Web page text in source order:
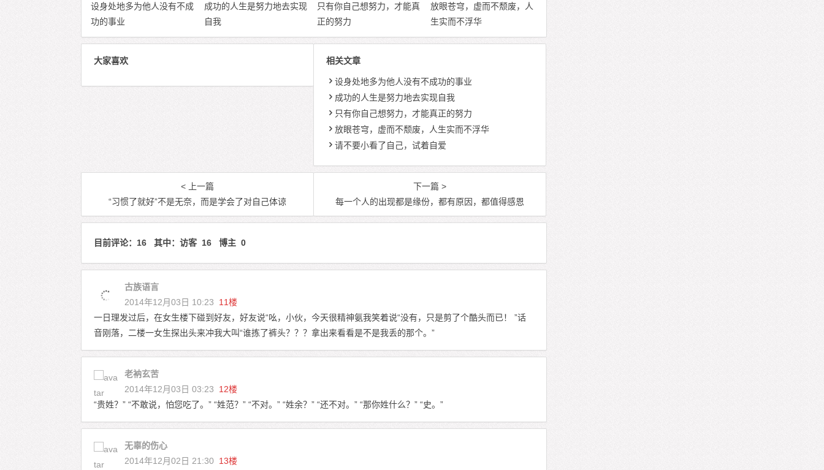
设身处地多为他人没有不成
功的事业
成功的人生是努力地去实现
自我
只有你自己想努力，才能真
正的努力
放眼苍穹，虚而不颓废，人
生实而不浮华
大家喜欢 相关文章
设身处地多为他人没有不成功的事业
成功的人生是努力地去实现自我
只有你自己想努力，才能真正的努力
放眼苍穹，虚而不颓废，人生实而不浮华
请不要小看了自己，试着自爱
< 上一篇
“习惯了就好”不是无奈，而是学会了对自己体谅
下一篇 >
每一个人的出现都是缘份，都有原因，都值得感恩
目前评论：16 其中：访客 16 博主 0
古族语言
2014年12月03日 10:23
11楼
一日理发过后，在女生楼下碰到好友，好友说“吆，小伙，今天很精神氨我笑着说“没有，只是剪了个酷头而已！ ”话
音刚落，二楼一女生探出头来冲我大叫“谁拣了裤头？？？拿出来看看是不是我丢的那个。”
老衲玄苦
2014年12月03日 03:23
12楼
“贵姓？” “不敢说，怕您吃了。” “姓范？” “不对。” “姓余？” “还不对。” “那你姓什么？” “史。”
无辜的伤心
2014年12月02日 21:30
13楼